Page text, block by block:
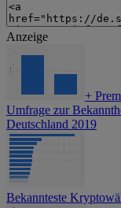
Anzeige
+
Umfrage zur
Deutschland 2019
Bekannteste